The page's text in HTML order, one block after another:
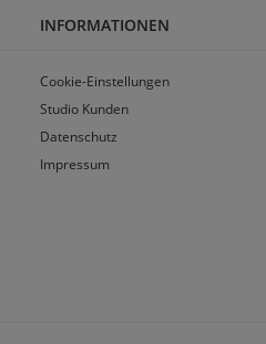
INFORMATIONEN
Cookie-Einstellungen
Studio Kunden
Datenschutz
Impressum